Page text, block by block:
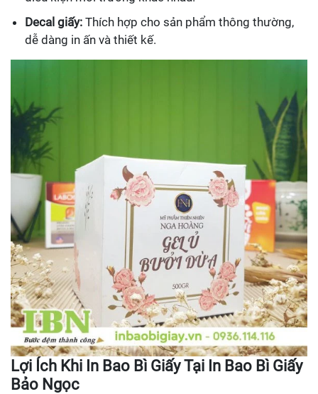
Decal giấy: Thích hợp cho sản phẩm thông thường,
dễ dàng in ấn và thiết kế.
Lợi Ích Khi In Bao Bì Giấy Tại In Bao Bì Giấy
Bảo Ngọc